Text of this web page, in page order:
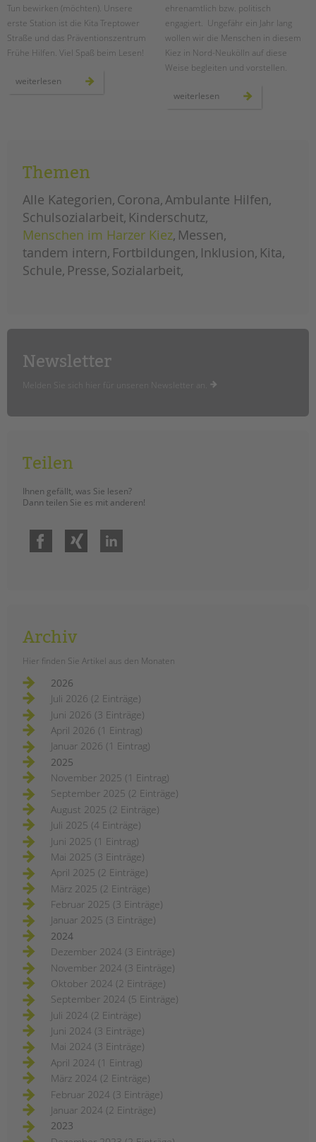
Tun bewirken (möchten). Unsere
erste Station ist die Kita Treptower
Straße und das Präventionszentrum
Frühe Hilfen. Viel Spaß beim Lesen!
weiterlesen menschen
ehrenamtlich bzw. politisch
engagiert. Ungefähr ein Jahr lang
wollen wir die Menschen in diesem
Kiez in Nord-Neukölln auf diese
Weise begleiten und vorstellen.
weiterlesen menschen
Themen
Alle Kategorien Corona Ambulante Hilfen
Schulsozialarbeit Kinderschutz
Menschen im Harzer Kiez Messen
tandem intern Fortbildungen Inklusion Kita
Schule Presse Sozialarbeit
Newsletter
Melden Sie sich hier für unseren Newsletter an.
Teilen
Ihnen gefällt, was Sie lesen?
Dann teilen Sie es mit anderen!
Facebook Xing
Archiv
Hier finden Sie Artikel aus den Monaten
2026
Juli 2026 (2 Einträge)
Juni 2026 (3 Einträge)
April 2026 (1 Eintrag)
Januar 2026 (1 Eintrag)
2025
November 2025 (1 Eintrag)
September 2025 (2 Einträge)
August 2025 (2 Einträge)
Juli 2025 (4 Einträge)
Juni 2025 (1 Eintrag)
Mai 2025 (3 Einträge)
April 2025 (2 Einträge)
März 2025 (2 Einträge)
Februar 2025 (3 Einträge)
Januar 2025 (3 Einträge)
2024
Dezember 2024 (3 Einträge)
November 2024 (3 Einträge)
Oktober 2024 (2 Einträge)
September 2024 (5 Einträge)
Juli 2024 (2 Einträge)
Juni 2024 (3 Einträge)
Mai 2024 (3 Einträge)
April 2024 (1 Eintrag)
März 2024 (2 Einträge)
Februar 2024 (3 Einträge)
Januar 2024 (2 Einträge)
2023